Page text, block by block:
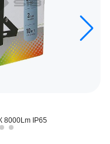
8000Lm IP65